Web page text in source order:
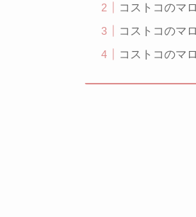
コストコのマ
コストコのマ
コストコのマ